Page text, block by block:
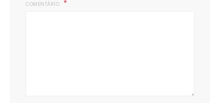
COMENTÁRIO